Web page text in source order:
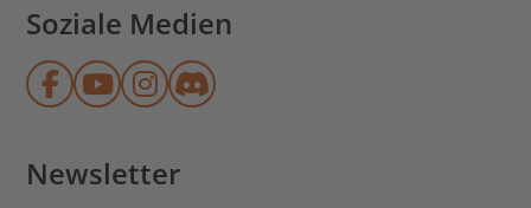
Soziale Medien
Münchner Stadtbibliothek auf
Münchner Stadtbibliothek auf
Münchner Stadtbibliothek
Münchner
Newsletter